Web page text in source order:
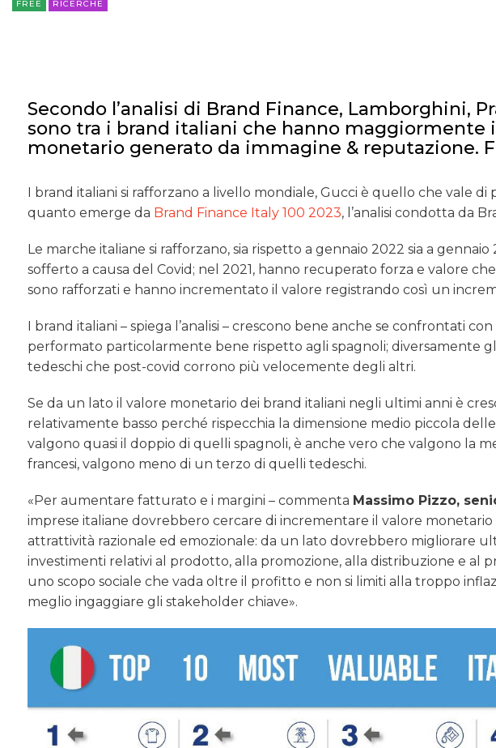
FREE RICERCHE
Secondo l’analisi di Brand Finance, Lamborghini,
sono tra i brand italiani che hanno maggiormente
monetario generato da immagine & reputazione.
I brand italiani si rafforzano a livello mondiale, Gucci è quello che vale di
quanto emerge da Brand Finance Italy 100 2023, l’analisi condotta da
Le marche italiane si rafforzano, sia rispetto a gennaio 2022 sia a
sofferto a causa del Covid; nel 2021, hanno recuperato forza e valore
sono rafforzati e hanno incrementato il valore registrando così un
I brand italiani – spiega l’analisi – crescono bene anche se confrontati
performato particolarmente bene rispetto agli spagnoli; diversamente
tedeschi che post-covid corrono più velocemente degli altri.
Se da un lato il valore monetario dei brand italiani negli ultimi anni è
relativamente basso perché rispecchia la dimensione medio piccola
valgono quasi il doppio di quelli spagnoli, è anche vero che valgono la
francesi, valgono meno di un terzo di quelli tedeschi.
«Per aumentare fatturato e i margini – commenta Massimo Pizzo,
imprese italiane dovrebbero cercare di incrementare il valore
attrattività razionale ed emozionale: da un lato dovrebbero migliorare
investimenti relativi al prodotto, alla promozione, alla distribuzione e al
uno scopo sociale che vada oltre il profitto e non si limiti alla troppo
meglio ingaggiare gli stakeholder chiave».